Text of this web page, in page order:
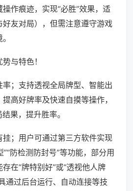
作痕迹，实现“必胜”效果，适
好友对局），但需注意遵守游戏
与特色！
；支持透视全局牌型、智能出
高好牌率及快速自摸等操作，
果，提升胜率。
；用户可通过第三方软件实现
”“防检测防封号”等功能，部分用
在“牌特别好”或“透视他人牌
通过后台运行、自动连接等技